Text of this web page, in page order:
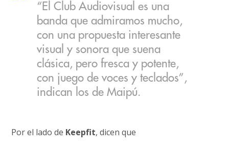
“El Club Audiovisual es una
banda que admiramos mucho,
con una propuesta interesante
visual y sonora que suena
clásica, pero fresca y potente,
con juego de voces y teclados”,
indican los de Maipú.
Por el lado de Keepfit, dicen que